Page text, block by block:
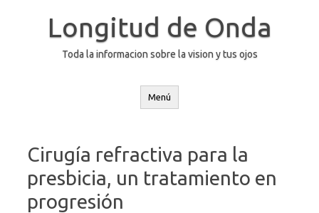
Longitud de Onda
Toda la informacion sobre la vision y tus ojos
Menú
Cirugía refractiva para la
presbicia, un tratamiento en
progresión